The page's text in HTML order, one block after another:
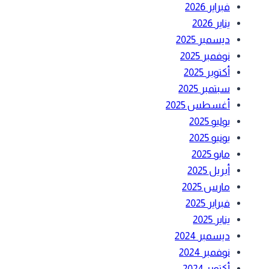
فبراير 2026
يناير 2026
ديسمبر 2025
نوفمبر 2025
أكتوبر 2025
سبتمبر 2025
أغسطس 2025
يوليو 2025
يونيو 2025
مايو 2025
أبريل 2025
مارس 2025
فبراير 2025
يناير 2025
ديسمبر 2024
نوفمبر 2024